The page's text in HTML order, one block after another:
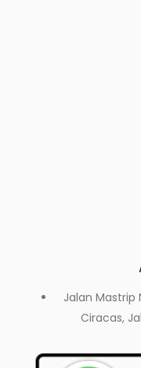
Jalan Mastrip
Ciracas,